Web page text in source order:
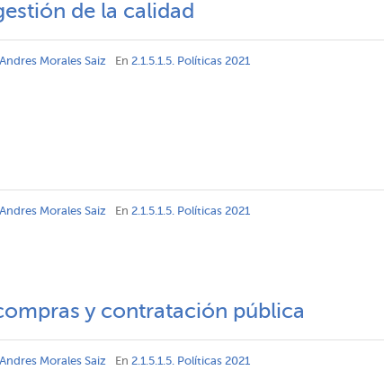
de la calidad
Morales Saiz En 2.1.5.1.5. Políticas 2021
Morales Saiz En 2.1.5.1.5. Políticas 2021
y contratación pública
Morales Saiz En 2.1.5.1.5. Políticas 2021